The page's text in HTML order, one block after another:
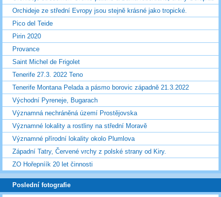
Orchideje ze střední Evropy jsou stejně krásné jako tropické.
Pico del Teide
Pirin 2020
Provance
Saint Michel de Frigolet
Tenerife 27.3. 2022 Teno
Tenerife Montana Pelada a pásmo borovic západně 21.3.2022
Východní Pyreneje, Bugarach
Významná nechráněná území Prostějovska
Významné lokality a rostliny na střední Moravě
Významné přírodní lokality okolo Plumlova
Západní Tatry, Červené vrchy z polské strany od Kiry.
ZO Hořepníík 20 let činnosti
Poslední fotografie